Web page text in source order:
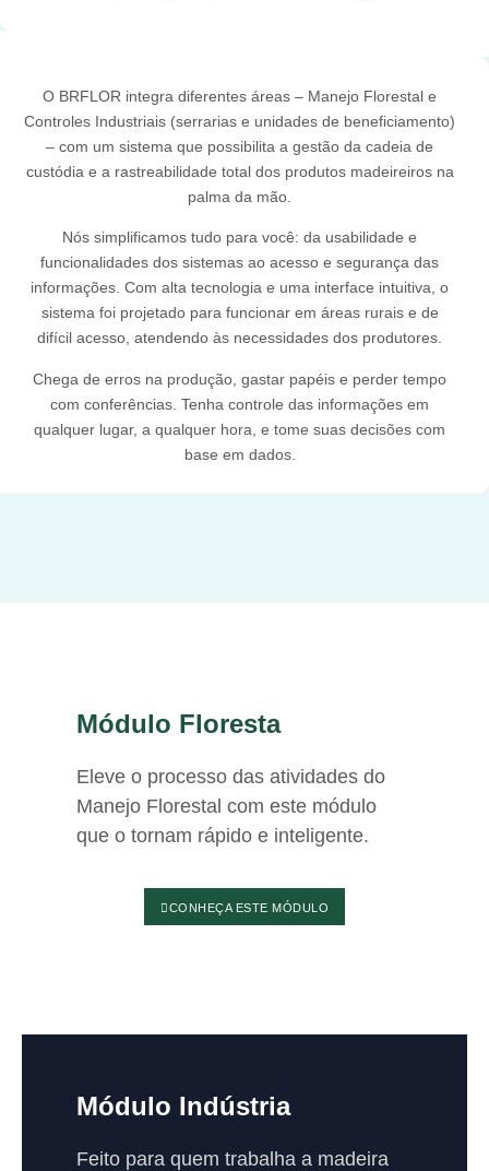
O BRFLOR integra diferentes áreas – Manejo Florestal e
Controles Industriais (serrarias e unidades de beneficiamento)
– com um sistema que possibilita a gestão da cadeia de
custódia e a rastreabilidade total dos produtos madeireiros na
palma da mão.
Nós simplificamos tudo para você: da usabilidade e
funcionalidades dos sistemas ao acesso e segurança das
informações. Com alta tecnologia e uma interface intuitiva, o
sistema foi projetado para funcionar em áreas rurais e de
difícil acesso, atendendo às necessidades dos produtores.
Chega de erros na produção, gastar papéis e perder tempo
com conferências. Tenha controle das informações em
qualquer lugar, a qualquer hora, e tome suas decisões com
base em dados.
Módulo Floresta
Eleve o processo das atividades do
Manejo Florestal com este módulo
que o tornam rápido e inteligente.
CONHEÇA ESTE MÓDULO
Módulo Indústria
Feito para quem trabalha a madeira